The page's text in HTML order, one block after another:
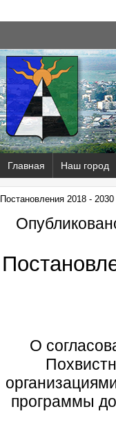
Главная Наш город
Постановления 2018 - 2030
О
программы